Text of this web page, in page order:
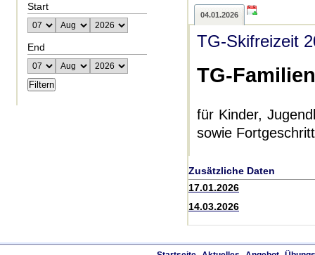
Start
End
04.01.2026
TG-Skifreizeit
TG-
für Kinder,
sowie
Zusätzliche Daten
17.01.2026
14.03.2026